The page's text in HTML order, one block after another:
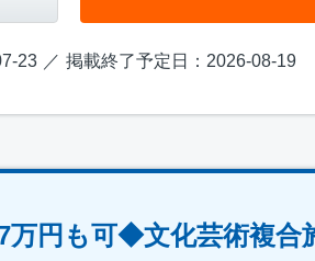
23 掲載終了予定日：2026-08-19
万円も可◆文化芸術複合